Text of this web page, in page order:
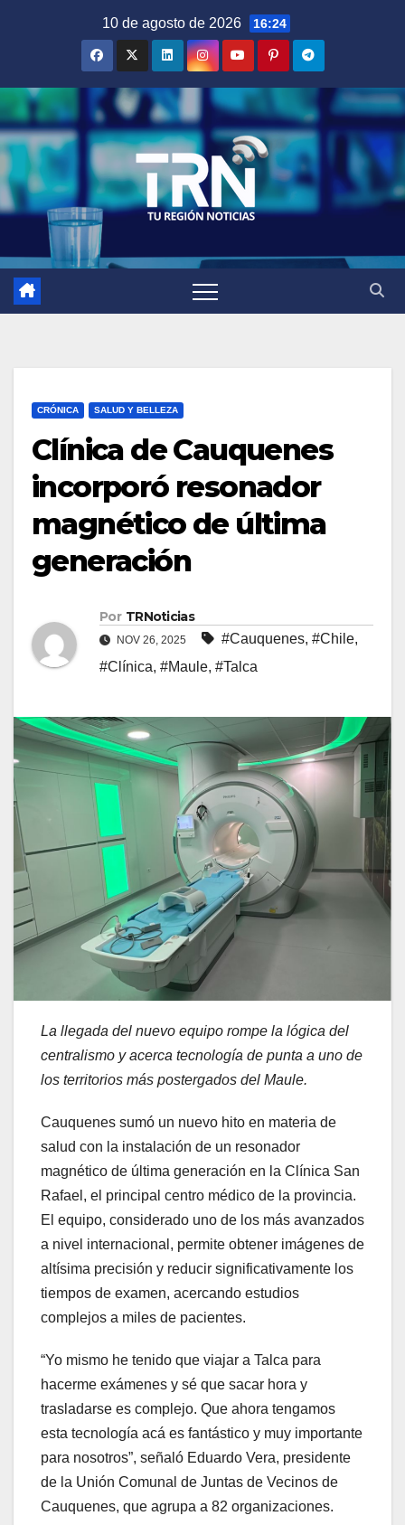
10 de agosto de 2026 16:24
CRÓNICA SALUD Y BELLEZA
Clínica de Cauquenes
incorporó resonador
magnético de última
generación
Por TRNoticias
NOV 26, 2025 #Cauquenes, #Chile,
#Clínica, #Maule, #Talca
La llegada del nuevo equipo rompe la lógica del
centralismo y acerca tecnología de punta a uno de
los territorios más postergados del Maule.
Cauquenes sumó un nuevo hito en materia de
salud con la instalación de un resonador
magnético de última generación en la Clínica San
Rafael, el principal centro médico de la provincia.
El equipo, considerado uno de los más avanzados
a nivel internacional, permite obtener imágenes de
altísima precisión y reducir significativamente los
tiempos de examen, acercando estudios
complejos a miles de pacientes.
“Yo mismo he tenido que viajar a Talca para
hacerme exámenes y sé que sacar hora y
trasladarse es complejo. Que ahora tengamos
esta tecnología acá es fantástico y muy importante
para nosotros”, señaló Eduardo Vera, presidente
de la Unión Comunal de Juntas de Vecinos de
Cauquenes, que agrupa a 82 organizaciones.